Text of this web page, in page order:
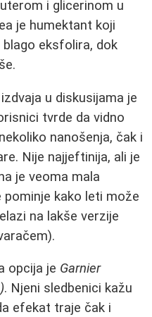
i glicerinom u
je humektant koji
eksfolira, dok
u diskusijama je
tvrde da vidno
nanošenja, čak i
Nije najjeftinija, ali je
je veoma mala
pominje kako leti može
na lakše verzije
opcija je Garnier
. Njeni sledbenici kažu
efekat traje čak i